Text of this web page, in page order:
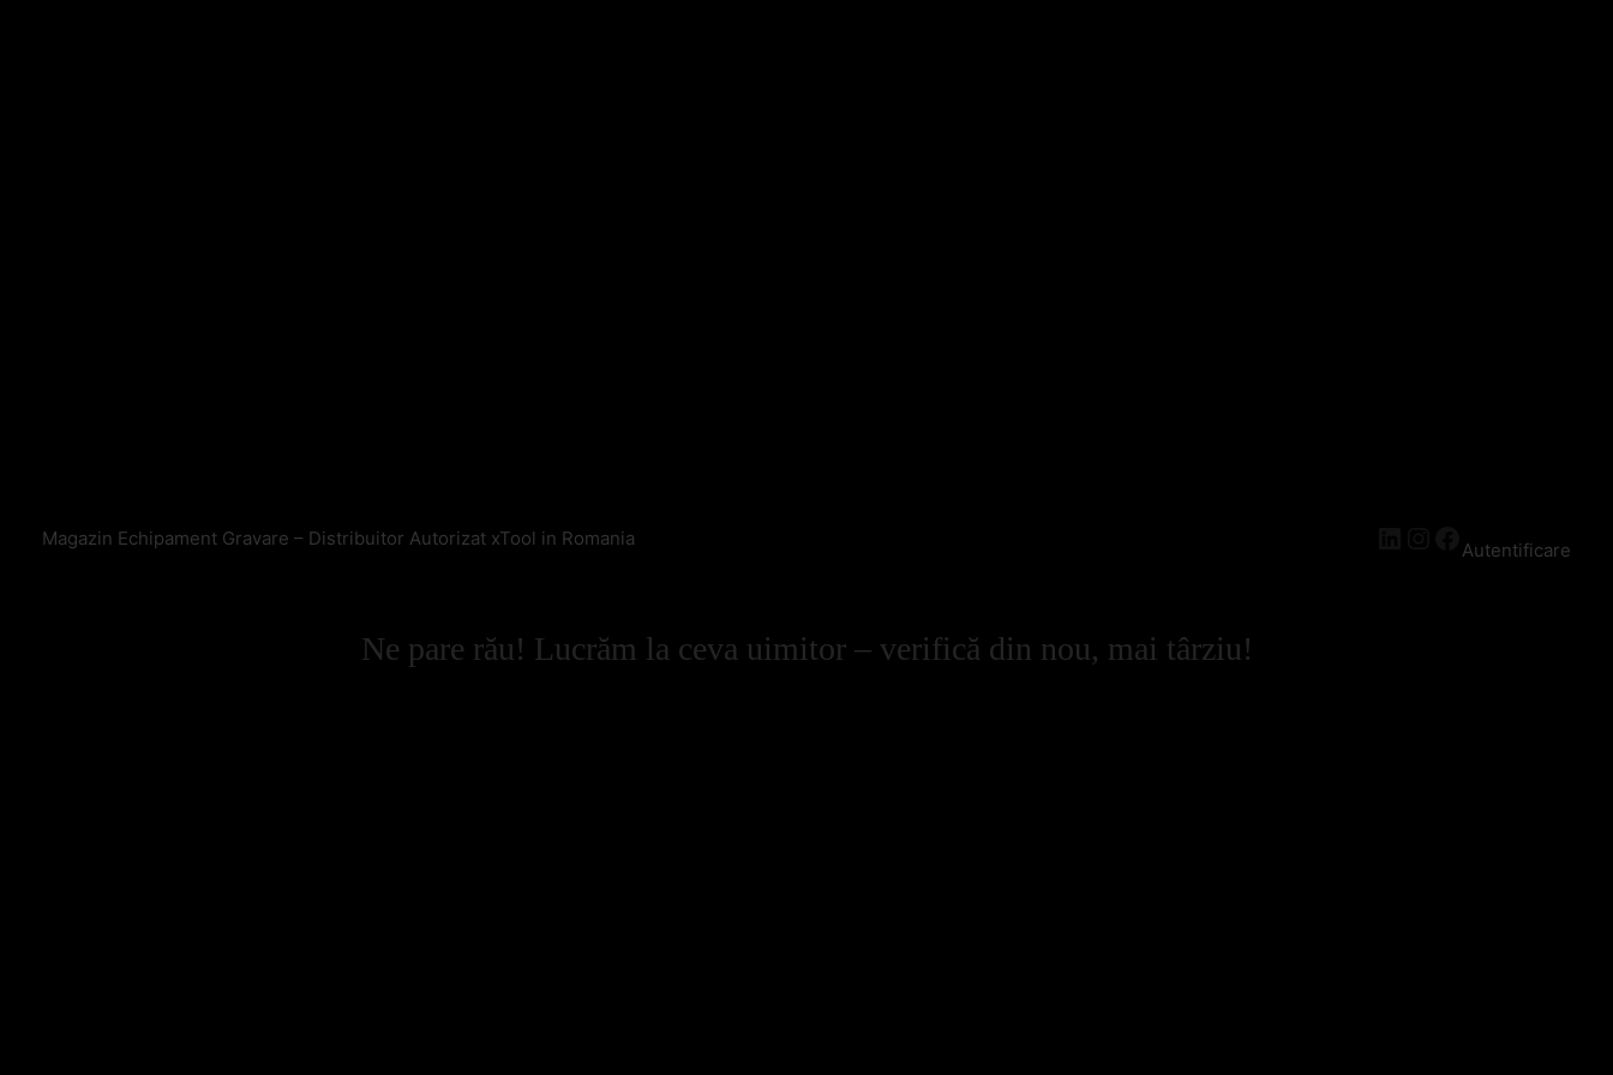
Magazin Echipament Gravare – Distribuitor Autorizat xTool in Romania
Autentificare
Ne pare rău! Lucrăm la ceva uimitor – verifică din nou, mai târziu!